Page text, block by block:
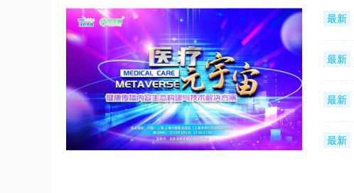
最新
最新
最新
最新